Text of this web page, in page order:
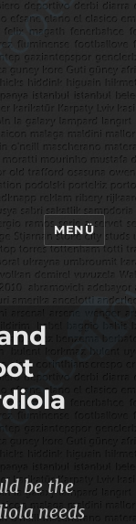
MENÜ
be the
needs